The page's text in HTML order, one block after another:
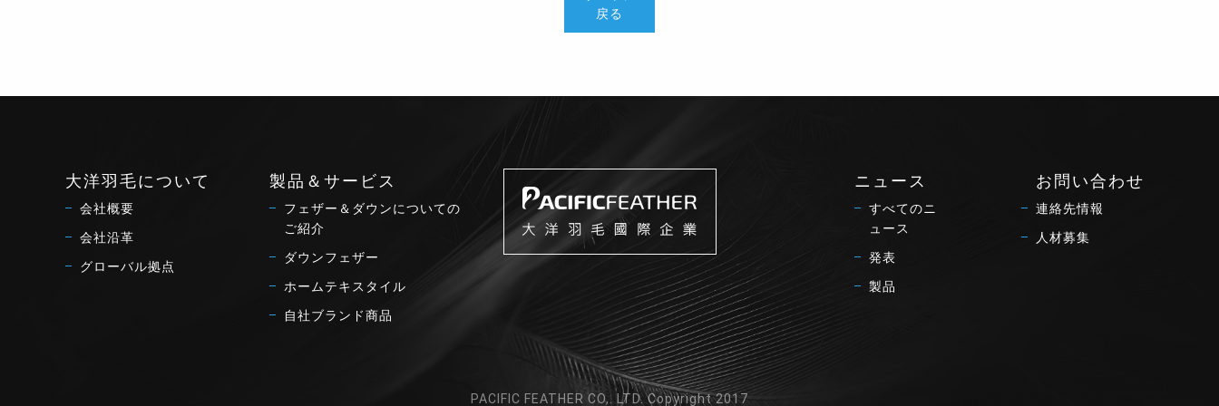
戻る
大洋羽毛について
会社概要
会社沿革
グローバル拠点
製品＆サービス
フェザー＆ダウンについての
ご紹介
ダウンフェザー
ホームテキスタイル
自社ブランド商品
ニュース
すべてのニ
ュース
発表
製品
お問い合わせ
連絡先情報
人材募集
PACIFIC FEATHER CO,. LTD. Copyright 2017